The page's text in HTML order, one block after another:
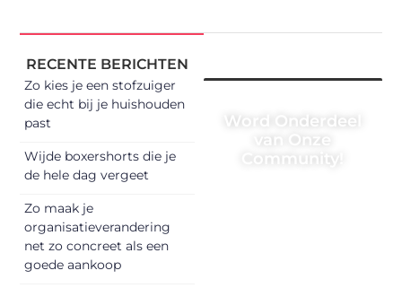
RECENTE BERICHTEN
Zo kies je een stofzuiger
die echt bij je huishouden
past
Wijde boxershorts die je
de hele dag vergeet
Zo maak je
organisatieverandering
net zo concreet als een
goede aankoop
Word Onderdeel
van Onze
Community!